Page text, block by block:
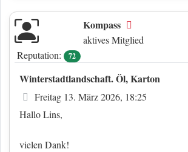
Kompass
aktives Mitglied
Reputation:
72
Winterstadtlandschaft. Öl, Karton
Beitrag
Freitag 13. März 2026, 18:25
Hallo Lins,
vielen Dank!